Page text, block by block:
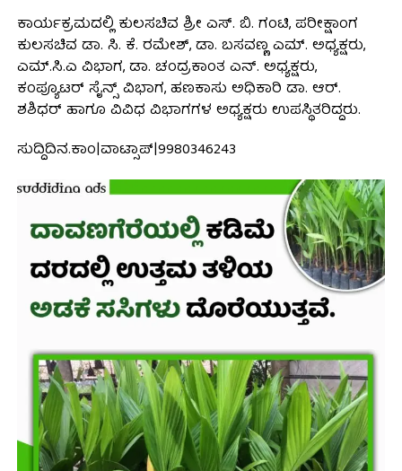
ಕಾರ್ಯಕ್ರಮದಲ್ಲಿ ಕುಲಸಚಿವ ಶ್ರೀ ಎಸ್. ಬಿ. ಗಂಟಿ, ಪರೀಕ್ಷಾಂಗ
ಕುಲಸಚಿವ ಡಾ. ಸಿ. ಕೆ. ರಮೇಶ್, ಡಾ. ಬಸವಣ್ಣ ಎಮ್. ಅಧ್ಯಕ್ಷರು,
ಎಮ್.ಸಿ.ಎ ವಿಭಾಗ, ಡಾ. ಚಂದ್ರಕಾಂತ ಎನ್. ಅಧ್ಯಕ್ಷರು,
ಕಂಪ್ಯೂಟರ್ ಸೈನ್ಸ್ ವಿಭಾಗ, ಹಣಕಾಸು ಅಧಿಕಾರಿ ಡಾ. ಆರ್.
ಶಶಿಧರ್ ಹಾಗೂ ವಿವಿಧ ವಿಭಾಗಗಳ ಅಧ್ಯಕ್ಷರು ಉಪಸ್ಥಿತರಿದ್ದರು.
ಸುದ್ದಿದಿನ.ಕಾಂ|ವಾಟ್ಸಾಪ್|9980346243